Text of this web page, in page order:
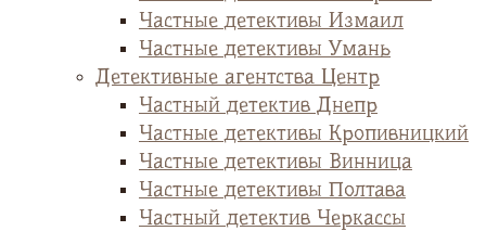
Частные детективы Измаил
Частные детективы Умань
Детективные агентства Центр
Частный детектив Днепр
Частные детективы Кропивницкий
Частные детективы Винница
Частные детективы Полтава
Частный детектив Черкассы